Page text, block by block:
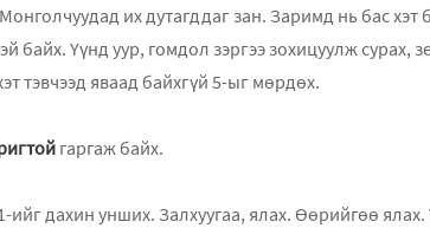
их дутагддаг зан. Заримд нь бас хэт
байх. Үүнд уур, гомдол зэргээ зохицуулж сурах,
тэвчээд яваад байхгүй 5-ыг мөрдөх.
гаргаж байх.
ийг дахин унших. Залхуугаа, ялах. Өөрийгөө